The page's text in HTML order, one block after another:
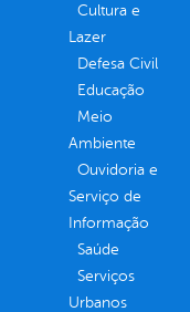
Cultura e
Lazer
Defesa Civil
Educação
Meio
Ambiente
Ouvidoria e
Serviço de
Informação
Saúde
Serviços
Urbanos